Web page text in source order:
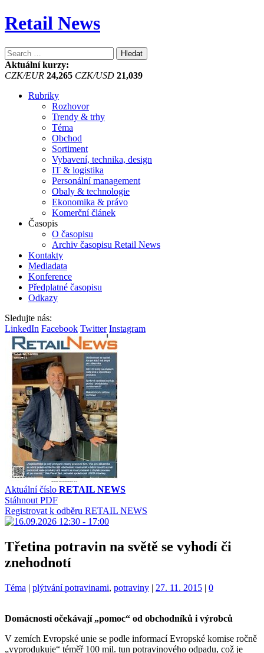
Retail News
Vyhledávání
Aktuální kurzy:
CZK/EUR 24,265 CZK/USD 21,039
Rubriky
Rozhovor
Trendy & trhy
Téma
Obchod
Sortiment
Vybavení, technika, design
IT & logistika
Personální management
Obaly & technologie
Ekonomika & právo
Komerční článek
Časopis
O časopisu
Archiv časopisu Retail News
Kontakty
Mediadata
Konference
Předplatné časopisu
Odkazy
Sledujte nás:
LinkedIn Facebook Twitter Instagram
Aktuální číslo RETAIL NEWS
Stáhnout PDF
Registrovat k odběru RETAIL NEWS
Třetina potravin na světě se vyhodí či
znehodnotí
Kategorie:
Téma | Štítky:
plýtvání potravinami, potraviny | 27. 11. 2015 | 0
Domácnosti očekávají „pomoc“ od obchodníků i výrobců
V zemích Evropské unie se podle informací Evropské komise ročně
„vyprodukuje“ téměř 100 mil. tun potravinového odpadu, což je